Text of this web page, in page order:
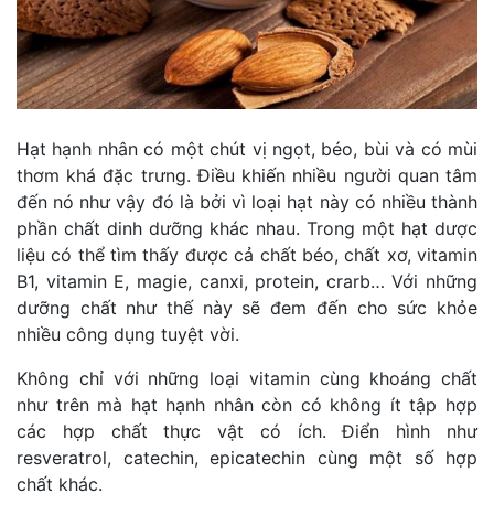
Hạt hạnh nhân có một chút vị ngọt, béo, bùi và có mùi
thơm khá đặc trưng. Điều khiến nhiều người quan tâm
đến nó như vậy đó là bởi vì loại hạt này có nhiều thành
phần chất dinh dưỡng khác nhau. Trong một hạt dược
liệu có thể tìm thấy được cả chất béo, chất xơ, vitamin
B1, vitamin E, magie, canxi, protein, crarb… Với những
dưỡng chất như thế này sẽ đem đến cho sức khỏe
nhiều công dụng tuyệt vời.
Không chỉ với những loại vitamin cùng khoáng chất
như trên mà hạt hạnh nhân còn có không ít tập hợp
các hợp chất thực vật có ích. Điển hình như
resveratrol, catechin, epicatechin cùng một số hợp
chất khác.